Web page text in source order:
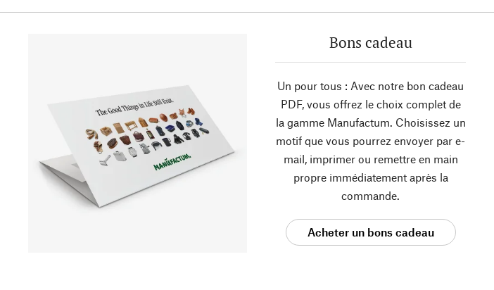
Bons cadeau
Un pour tous : Avec notre bon cadeau
PDF, vous offrez le choix complet de
la gamme Manufactum. Choisissez un
motif que vous pourrez envoyer par e-
mail, imprimer ou remettre en main
propre immédiatement après la
commande.
Acheter un bons cadeau